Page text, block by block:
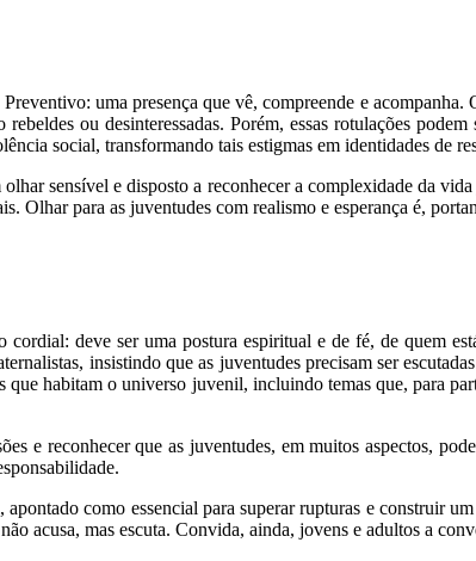
uma presença que vê, compreende e
ou desinteressadas. Porém, essas rotulações
social, transformando tais estigmas em identidades de
sensível e disposto a reconhecer a complexidade da
Olhar para as juventudes com realismo e esperança é,
cordial: deve ser uma postura espiritual e de fé, de quem
insistindo que as juventudes precisam ser
que habitam o universo juvenil, incluindo temas que, para
e reconhecer que as juventudes, em muitos aspectos,
como essencial para superar rupturas e construir
acusa, mas escuta. Convida, ainda, jovens e adultos a